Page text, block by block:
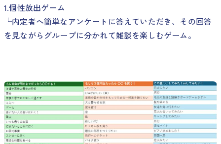
1.個性放出ゲーム
└内定者へ簡単なアンケートに答えていただき、その回答
を見ながらグループに分かれて雑談を楽しむゲーム。